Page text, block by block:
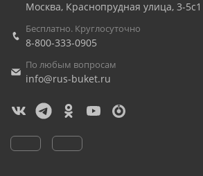
Москва, Краснопрудная улица, 3-5с1
Бесплатно. Круглосуточно
8-800-333-0905
По любым вопросам
info@rus-buket.ru